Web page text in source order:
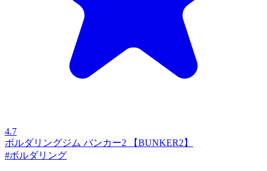
4.7
ボルダリングジム バンカー2 【BUNKER2】
#ボルダリング